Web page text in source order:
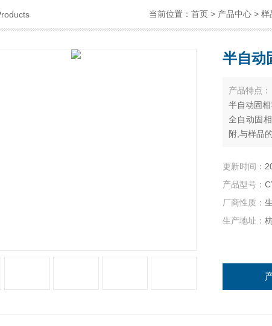
当前位置： 首页 > 产品中心 > 样
半自动
产品特点：
半自动固
全自动固
附,与样品
料、土壤
更新时间：
产品型号：
厂商性质：
生产地址：